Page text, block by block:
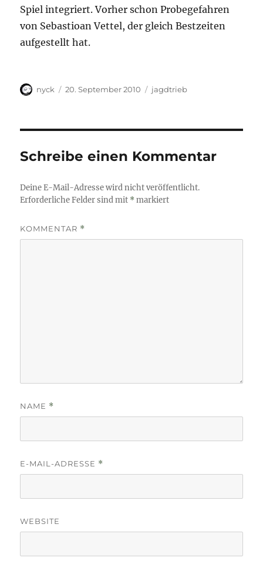
Spiel integriert. Vorher schon Probegefahren
von Sebastioan Vettel, der gleich Bestzeiten
aufgestellt hat.
Autor
nyck
Veröffentlicht
20. September 2010 Kategorien
jagdtrieb
Schreibe einen Kommentar
Deine E-Mail-Adresse wird nicht veröffentlicht.
Erforderliche Felder sind mit *markiert
KOMMENTAR *
NAME *
E-MAIL-ADRESSE *
WEBSITE